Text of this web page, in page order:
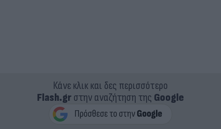
Κάνε κλικ και δες περισσότερο
Flash.grστην αναζήτηση της Google